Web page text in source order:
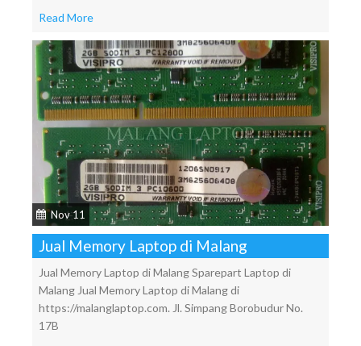
Read More
Nov 11
Jual Memory Laptop di Malang
Jual Memory Laptop di Malang Sparepart Laptop di
Malang Jual Memory Laptop di Malang di
https://malanglaptop.com. Jl. Simpang Borobudur No.
17B